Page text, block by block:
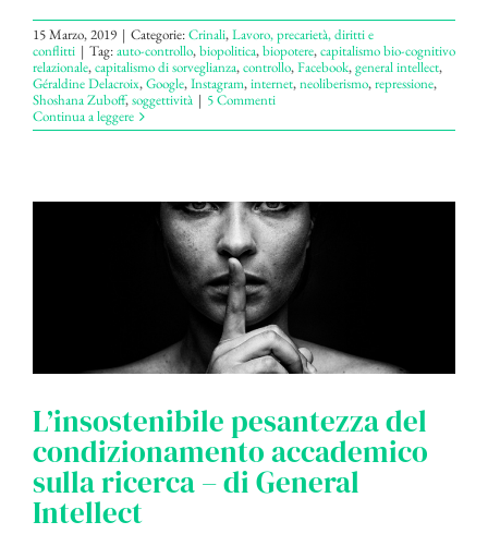
15 Marzo, 2019 | Categorie:Crinali,Lavoro, precarietà, diritti e
conflitti | Tag:auto-controllo,biopolitica,biopotere,capitalismo bio-cognitivo
relazionale,capitalismo di sorveglianza,controllo,Facebook,general intellect,
Géraldine Delacroix,Google,Instagram,internet,neoliberismo,repressione,
Shoshana Zuboff,soggettività | 5 Commenti
Continua a leggere
L’insostenibile pesantezza del
condizionamento accademico
sulla ricerca – di General
Intellect